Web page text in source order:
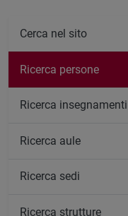
Cerca nel sito
Ricerca persone
Ricerca insegnamenti
Ricerca aule
Ricerca sedi
Ricerca strutture